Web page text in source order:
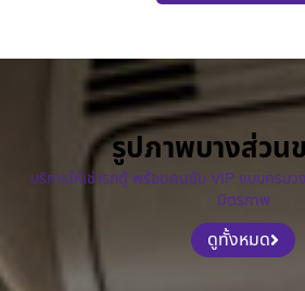
รูปภาพบางส่วน
บริการให้เช่ารถตู้ พร้อมคนขับ VIP แบบครบว
มิตรภาพ
ดูทั้งหมด